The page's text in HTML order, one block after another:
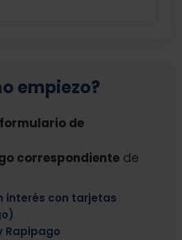
empiezo?
formulario de
correspondiente de
interés con tarjetas
Rapipago